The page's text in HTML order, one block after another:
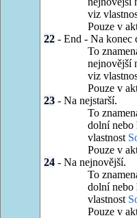
viz
Pouze v
22- End - Na konec
To
nejnovější
viz
Pouze v
23- Na nejstarší.
To
dolní nebo
vlastnost
Pouze v
24- Na nejnovější.
To
dolní nebo
vlastnost
Pouze v